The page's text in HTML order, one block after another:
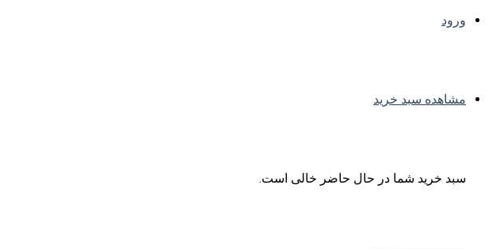
ورود
مشاهده سبد خرید
سبد خرید شما در حال حاضر خالی است.